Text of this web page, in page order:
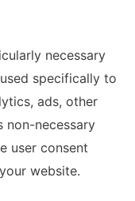
necessary
specifically to
ads, other
non-necessary
user consent
website.